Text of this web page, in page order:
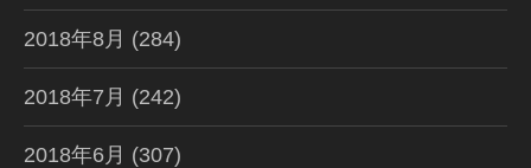
2018年8月 (284)
2018年7月 (242)
2018年6月 (307)